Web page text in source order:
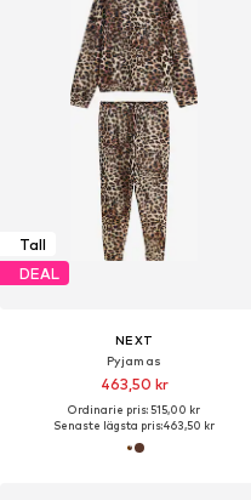
Tall
DEAL
NEXT
Pyjamas
463,50 kr
Ordinarie pris: 515,00 kr
Senaste lägsta pris:463,50 kr